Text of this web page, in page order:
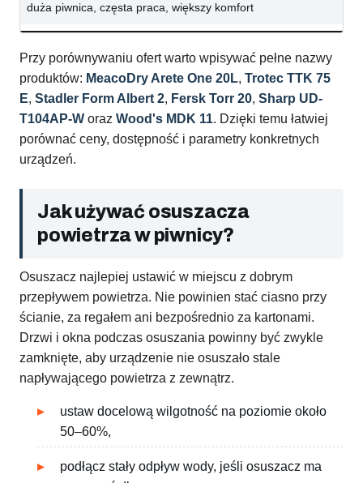
duża piwnica, częsta praca, większy komfort
Przy porównywaniu ofert warto wpisywać pełne nazwy
produktów: MeacoDry Arete One 20L, Trotec TTK 75
E, Stadler Form Albert 2, Fersk Torr 20, Sharp UD-
T104AP-W oraz Wood's MDK 11. Dzięki temu łatwiej
porównać ceny, dostępność i parametry konkretnych
urządzeń.
Jak używać osuszacza
powietrza w piwnicy?
Osuszacz najlepiej ustawić w miejscu z dobrym
przepływem powietrza. Nie powinien stać ciasno przy
ścianie, za regałem ani bezpośrednio za kartonami.
Drzwi i okna podczas osuszania powinny być zwykle
zamknięte, aby urządzenie nie osuszało stale
napływającego powietrza z zewnątrz.
ustaw docelową wilgotność na poziomie około
50–60%,
podłącz stały odpływ wody, jeśli osuszacz ma